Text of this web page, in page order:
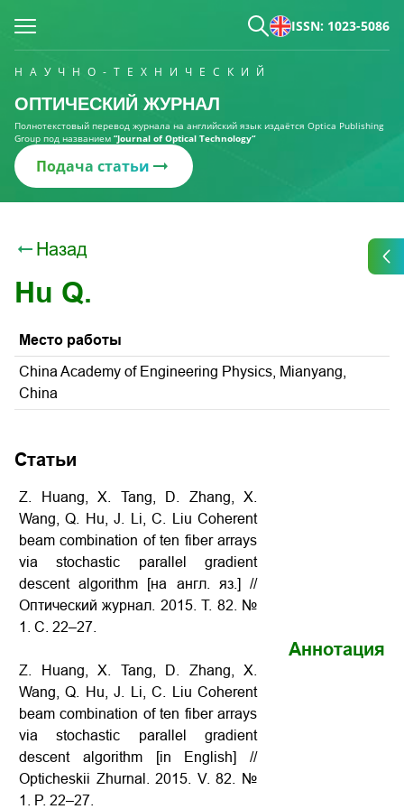
ISSN: 1023-5086
НАУЧНО-ТЕХНИЧЕСКИЙ
ОПТИЧЕСКИЙ ЖУРНАЛ
Полнотекстовый перевод журнала на английский язык издаётся Optica Publishing
Group под названием “Journal of Optical Technology“
Подача статьи
Назад
Hu Q.
Место работы
China Academy of Engineering Physics, Mianyang,
China
Статьи
Z. Huang, X. Tang, D. Zhang, X.
Wang, Q. Hu, J. Li, C. Liu Coherent
beam combination of ten fiber arrays
via stochastic parallel gradient
descent algorithm [на англ. яз.] //
Оптический журнал. 2015. Т. 82. №
1. С. 22–27.
Z. Huang, X. Tang, D. Zhang, X.
Wang, Q. Hu, J. Li, C. Liu Coherent
beam combination of ten fiber arrays
via stochastic parallel gradient
descent algorithm [in English] //
Opticheskii Zhurnal. 2015. V. 82. №
1. P. 22–27.
Аннотация